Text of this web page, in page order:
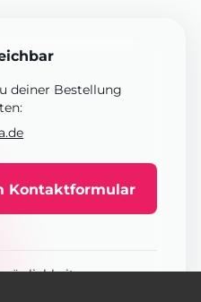
deiner Bestellung
Kontaktformular